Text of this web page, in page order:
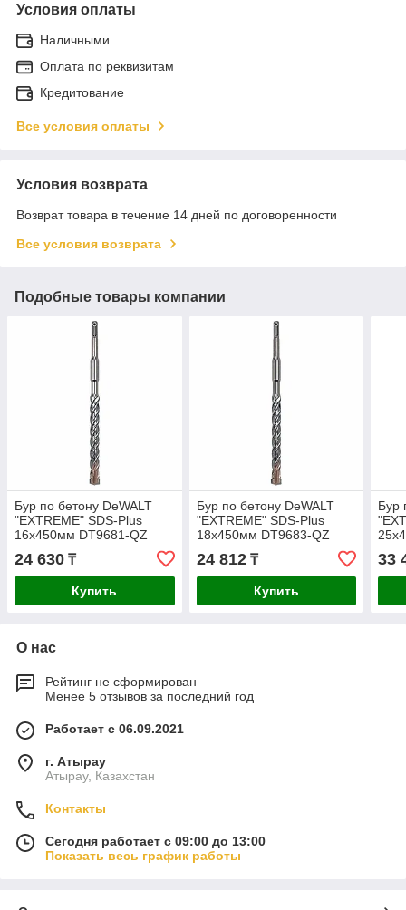
Условия оплаты
Наличными
Оплата по реквизитам
Кредитование
Все условия оплаты
Условия возврата
Возврат товара в течение 14 дней по договоренности
Все условия возврата
Подобные товары компании
Бур по бетону DeWALT
"EXTREME" SDS-Plus
16х450мм DT9681-QZ
24 630 ₸
Купить
Бур по бетону DeWALT
"EXTREME" SDS-Plus
18х450мм DT9683-QZ
24 812₸
Купить
Бур
33
О нас
Рейтинг не сформирован
Менее 5 отзывов за последний год
Работает с 06.09.2021
г. Атырау
Атырау, Казахстан
Контакты
Сегодня работает с 09:00 до 13:00
Показать весь график работы